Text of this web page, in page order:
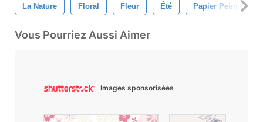
La Nature Floral Fleur Été Papier Peint Floral
Vous Pourriez Aussi Aimer
Images sponsorisées